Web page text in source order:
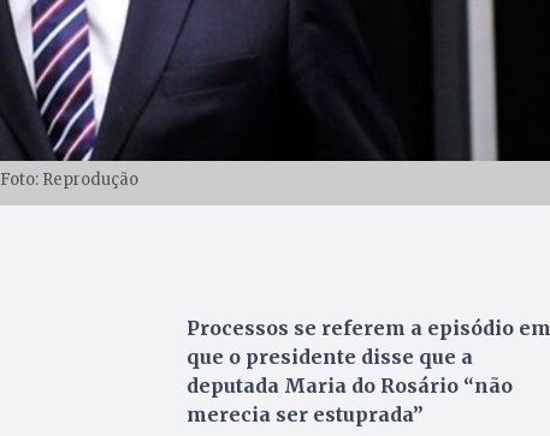
Foto: Reprodução
Processos se referem a episódio em
que o presidente disse que a
deputada Maria do Rosário “não
merecia ser estuprada”